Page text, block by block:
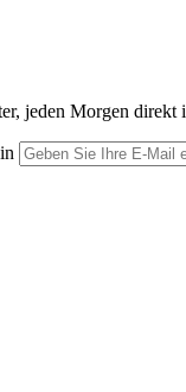
jeden Morgen